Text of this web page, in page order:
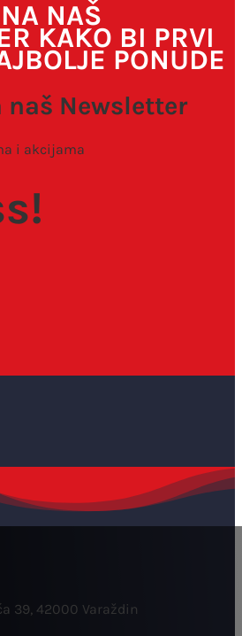
NAŠ
KAKO BI PRVI
PONUDE
naš Newsletter
i akcijama
39, 42000 Varaždin